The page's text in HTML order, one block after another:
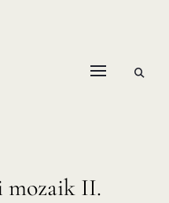
Művésztelep
open
mozaik II.